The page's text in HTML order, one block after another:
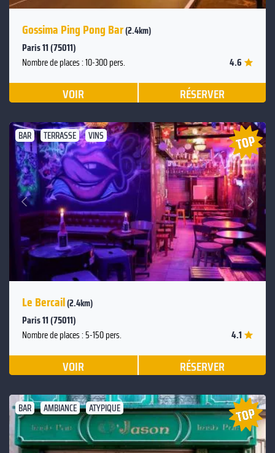
Gossima Ping Pong Bar(2.4km)
Paris 11 (75011)
Nombre de places : 10-300 pers. 4.6
VOIR RÉSERVER
BAR TERRASSE VINS
Précédent
Suivant
Le Bercail(2.4km)
Paris 11 (75011)
Nombre de places : 5-150 pers. 4.1
VOIR RÉSERVER
BAR AMBIANCE ATYPIQUE